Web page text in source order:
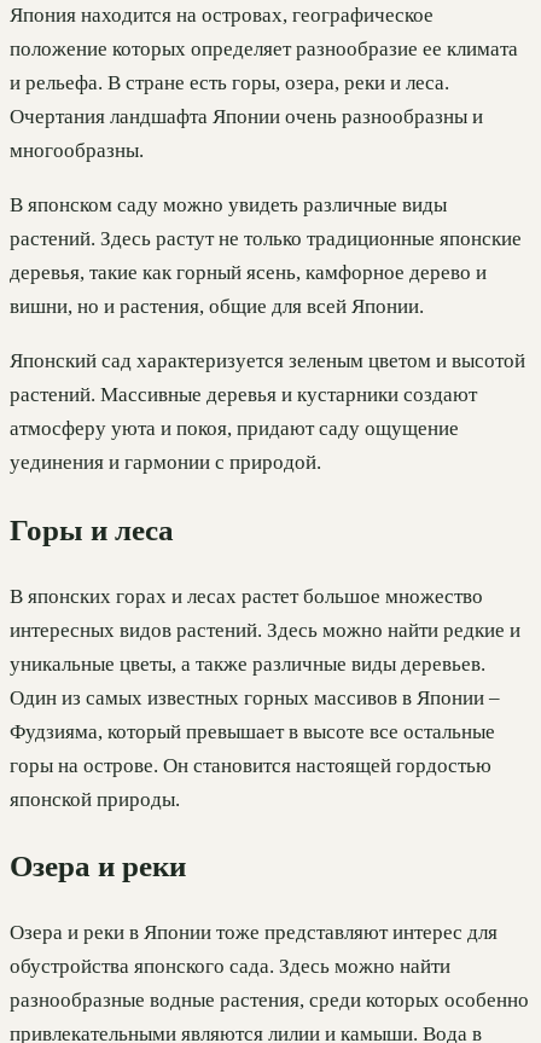
Япония находится на островах, географическое
положение которых определяет разнообразие ее климата
и рельефа. В стране есть горы, озера, реки и леса.
Очертания ландшафта Японии очень разнообразны и
многообразны.
В японском саду можно увидеть различные виды
растений. Здесь растут не только традиционные японские
деревья, такие как горный ясень, камфорное дерево и
вишни, но и растения, общие для всей Японии.
Японский сад характеризуется зеленым цветом и высотой
растений. Массивные деревья и кустарники создают
атмосферу уюта и покоя, придают саду ощущение
уединения и гармонии с природой.
Горы и леса
В японских горах и лесах растет большое множество
интересных видов растений. Здесь можно найти редкие и
уникальные цветы, а также различные виды деревьев.
Один из самых известных горных массивов в Японии –
Фудзияма, который превышает в высоте все остальные
горы на острове. Он становится настоящей гордостью
японской природы.
Озера и реки
Озера и реки в Японии тоже представляют интерес для
обустройства японского сада. Здесь можно найти
разнообразные водные растения, среди которых особенно
привлекательными являются лилии и камыши. Вода в